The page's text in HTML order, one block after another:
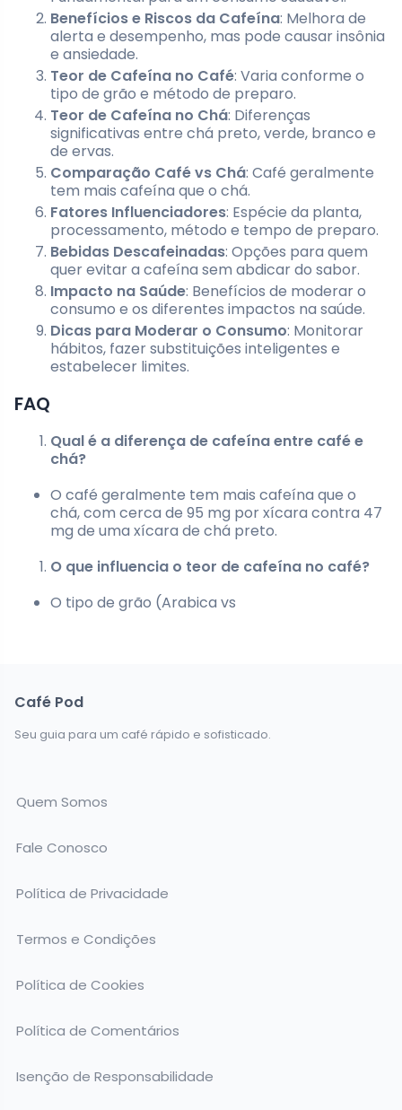
Benefícios e Riscos da Cafeína: Melhora de
alerta e desempenho, mas pode causar insônia
e ansiedade.
Teor de Cafeína no Café: Varia conforme o
tipo de grão e método de preparo.
Teor de Cafeína no Chá: Diferenças
significativas entre chá preto, verde, branco e
de ervas.
Comparação Café vs Chá: Café geralmente
tem mais cafeína que o chá.
Fatores Influenciadores: Espécie da planta,
processamento, método e tempo de preparo.
Bebidas Descafeinadas: Opções para quem
quer evitar a cafeína sem abdicar do sabor.
Impacto na Saúde: Benefícios de moderar o
consumo e os diferentes impactos na saúde.
Dicas para Moderar o Consumo: Monitorar
hábitos, fazer substituições inteligentes e
estabelecer limites.
FAQ
Qual é a diferença de cafeína entre café e
chá?
O café geralmente tem mais cafeína que o
chá, com cerca de 95 mg por xícara contra 47
mg de uma xícara de chá preto.
O que influencia o teor de cafeína no café?
O tipo de grão (Arabica vs
Café Pod
Seu guia para um café rápido e sofisticado.
Quem Somos
Fale Conosco
Política de Privacidade
Termos e Condições
Política de Cookies
Política de Comentários
Isenção de Responsabilidade